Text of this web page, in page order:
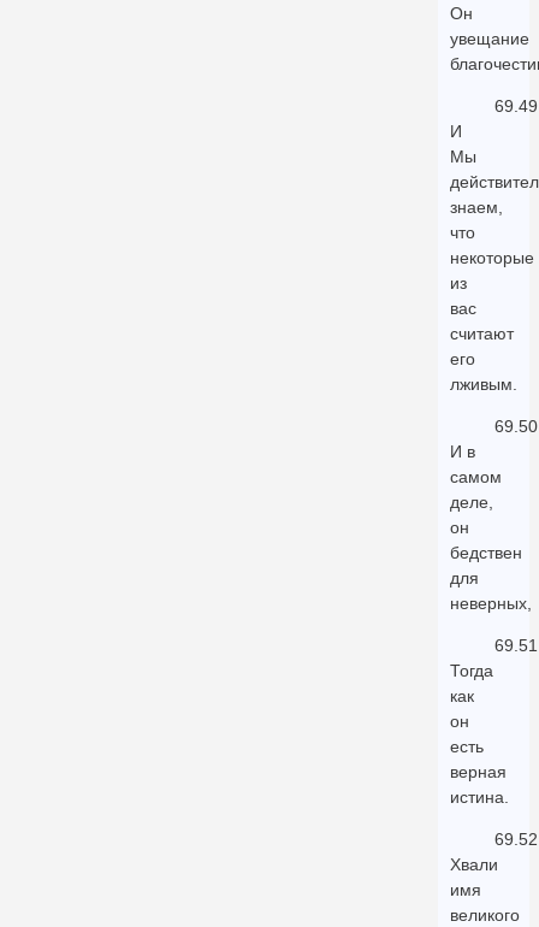
Он
увещание
69.49
И
Мы
знаем,
что
некоторые
из
вас
считают
его
лживым.
69.50
И в
самом
деле,
он
бедствен
для
неверных,
69.51
Тогда
как
он
есть
верная
истина.
69.52
Хвали
имя
великого